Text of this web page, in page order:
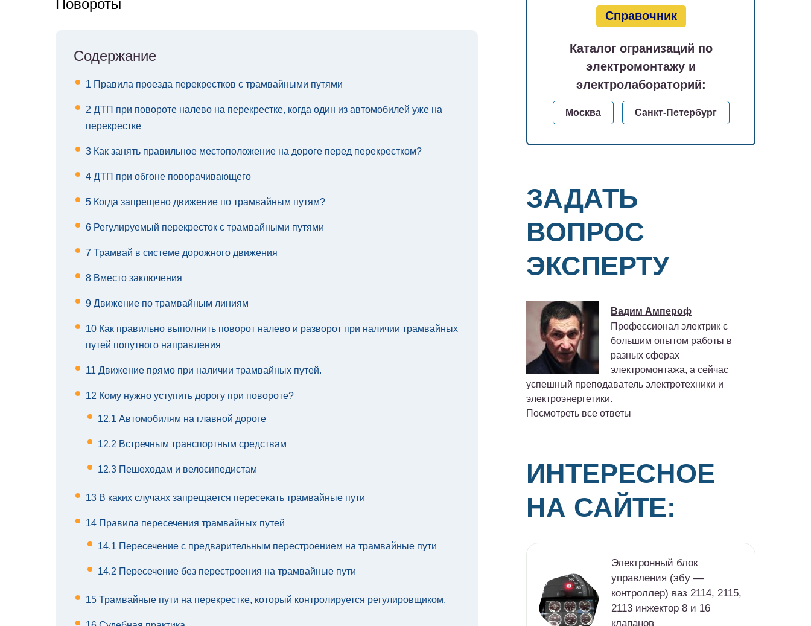
Повороты
Содержание
1 Правила проезда перекрестков с трамвайными путями
2 ДТП при повороте налево на перекрестке, когда один из автомобилей уже на
перекрестке
3 Как занять правильное местоположение на дороге перед перекрестком?
4 ДТП при обгоне поворачивающего
5 Когда запрещено движение по трамвайным путям?
6 Регулируемый перекресток с трамвайными путями
7 Трамвай в системе дорожного движения
8 Вместо заключения
9 Движение по трамвайным линиям
10 Как правильно выполнить поворот налево и разворот при наличии трамвайных
путей попутного направления
11 Движение прямо при наличии трамвайных путей.
12 Кому нужно уступить дорогу при повороте?
12.1 Автомобилям на главной дороге
12.2 Встречным транспортным средствам
12.3 Пешеходам и велосипедистам
13 В каких случаях запрещается пересекать трамвайные пути
14 Правила пересечения трамвайных путей
14.1 Пересечение с предварительным перестроением на трамвайные пути
14.2 Пересечение без перестроения на трамвайные пути
15 Трамвайные пути на перекрестке, который контролируется регулировщиком.
Справочник
Каталог огранизаций по
электромонтажу и
электролабораторий:
Москва Санкт-Петербург
ЗАДАТЬ
ВОПРОС
ЭКСПЕРТУ
Вадим Ампероф
Профессионал электрик с
большим опытом работы в
разных сферах
электромонтажа, а сейчас
успешный преподаватель электротехники и
электроэнергетики.
Посмотреть все ответы
ИНТЕРЕСНОЕ
НА САЙТЕ:
Электронный блок
управления (эбу —
контроллер) ваз 2114, 2115,
2113 инжектор 8 и 16
клапанов